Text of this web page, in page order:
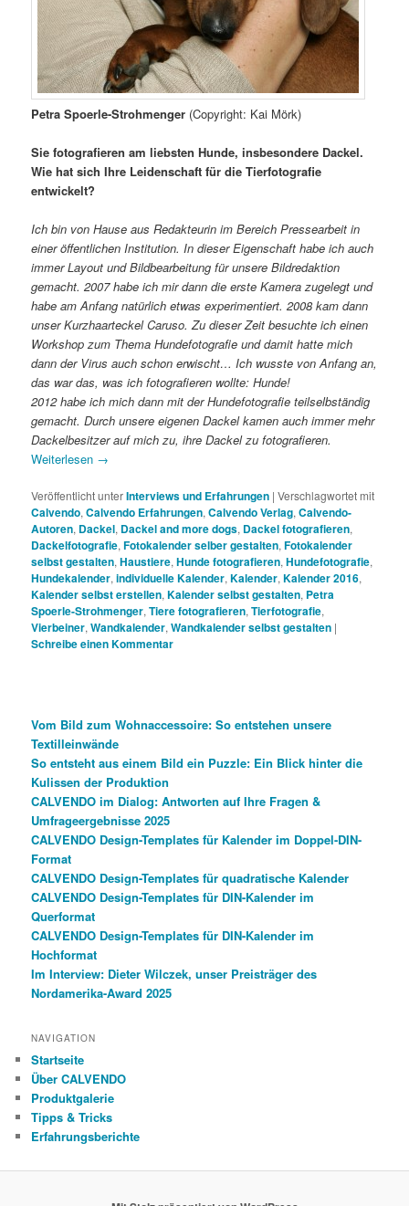
Petra Spoerle-Strohmenger (Copyright: Kai Mörk)
Sie fotografieren am liebsten Hunde, insbesondere Dackel.
Wie hat sich Ihre Leidenschaft für die Tierfotografie
entwickelt?
Ich bin von Hause aus Redakteurin im Bereich Pressearbeit in
einer öffentlichen Institution. In dieser Eigenschaft habe ich auch
immer Layout und Bildbearbeitung für unsere Bildredaktion
gemacht. 2007 habe ich mir dann die erste Kamera zugelegt und
habe am Anfang natürlich etwas experimentiert. 2008 kam dann
unser Kurzhaarteckel Caruso. Zu dieser Zeit besuchte ich einen
Workshop zum Thema Hundefotografie und damit hatte mich
dann der Virus auch schon erwischt… Ich wusste von Anfang an,
das war das, was ich fotografieren wollte: Hunde!
2012 habe ich mich dann mit der Hundefotografie teilselbständig
gemacht. Durch unsere eigenen Dackel kamen auch immer mehr
Dackelbesitzer auf mich zu, ihre Dackel zu fotografieren.
Weiterlesen →
Veröffentlicht unterInterviews und Erfahrungen |Verschlagwortet mit
Calvendo,Calvendo Erfahrungen,Calvendo Verlag,Calvendo-
Autoren, Dackel, Dackel and more dogs, Dackel fotografieren,
Dackelfotografie,Fotokalender selber gestalten,Fotokalender
selbst gestalten,Haustiere,Hunde fotografieren,Hundefotografie,
Hundekalender,individuelle Kalender,Kalender,Kalender 2016,
Kalender selbst erstellen,Kalender selbst gestalten, Petra
Spoerle-Strohmenger,Tiere fotografieren,Tierfotografie,
Vierbeiner,Wandkalender,Wandkalender selbst gestalten |
Schreibe einen Kommentar
Vom Bild zum Wohnaccessoire: So entstehen unsere
Textilleinwände
So entsteht aus einem Bild ein Puzzle: Ein Blick hinter die
Kulissen der Produktion
CALVENDO im Dialog: Antworten auf Ihre Fragen &
Umfrageergebnisse 2025
CALVENDO Design-Templates für Kalender im Doppel-DIN-
Format
CALVENDO Design-Templates für quadratische Kalender
CALVENDO Design-Templates für DIN-Kalender im
Querformat
CALVENDO Design-Templates für DIN-Kalender im
Hochformat
Im Interview: Dieter Wilczek, unser Preisträger des
Nordamerika-Award 2025
NAVIGATION
Startseite
Über CALVENDO
Produktgalerie
Tipps & Tricks
Erfahrungsberichte